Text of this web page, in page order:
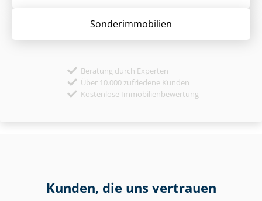
Sonder­immobilien
Beratung durch Experten
Über 10.000 zufriedene Kunden
Kostenlose Immobilienbewertung
Kunden, die uns vertrauen